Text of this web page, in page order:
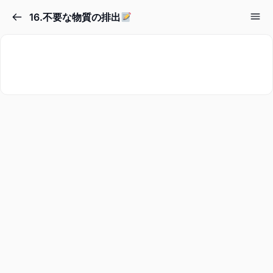
16.不要な物質の排出